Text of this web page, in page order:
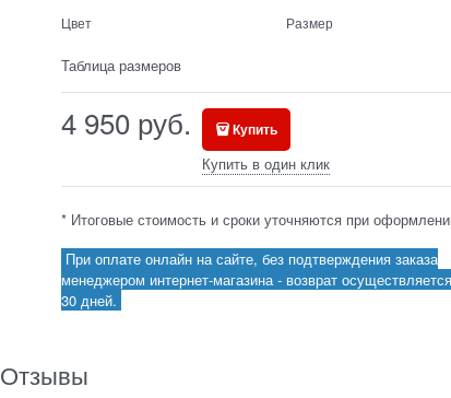
Цвет Размер
Таблица размеров
4 950 руб. Купить
Купить в один клик
* Итоговые стоимость и сроки уточняются при
При оплате онлайн на сайте, без подтверждения заказа
менеджером интернет-магазина - возврат
30 дней.
Отзывы